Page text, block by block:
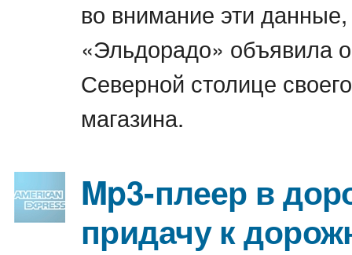
во внимание эти
«Эльдорадо» объявила
Северной столице
магазина.
Mp3-плеер в
придачу к